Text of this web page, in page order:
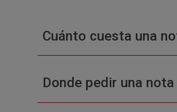
Cuánto cuesta una
Donde pedir una